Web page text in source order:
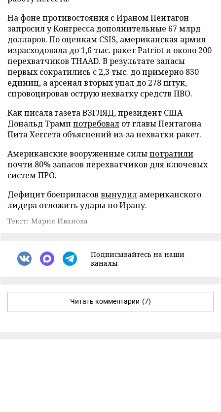
На фоне противостояния с Ираном Пентагон
запросил у Конгресса дополнительные 67 млрд
долларов. По оценкам CSIS, американская армия
израсходовала до 1,6 тыс. ракет Patriot и около 200
перехватчиков THAAD. В результате запасы
первых сократились с 2,3 тыс. до примерно 830
единиц, а арсенал вторых упал до 278 штук,
спровоцировав острую нехватку средств ПВО.
Как писала газета ВЗГЛЯД, президент США
Дональд Трамп потребовал от главы Пентагона
Пита Хегсета объяснений из-за нехватки ракет.
Американские вооруженные силыпотратили
почти 80% запасов перехватчиков для ключевых
систем ПРО.
Дефицит боеприпасов вынудил американского
лидера отложить удары по Ирану.
Текст: Мария Иванова
Подписывайтесь на наши
каналы
Читать комментарии (7)